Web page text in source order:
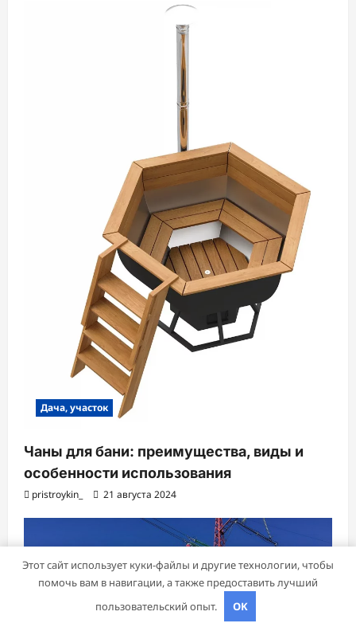
Дача, участок
Чаны для бани: преимущества, виды и
особенности использования
pristroykin_ 21 августа 2024
Этот сайт использует куки-файлы и другие технологии, чтобы
помочь вам в навигации, а также предоставить лучший
пользовательский опыт.
OK